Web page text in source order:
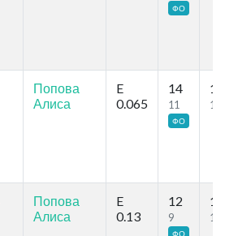
ФО
Попова
Алиса
E
0.065
14
11
ФО
16
13
Попова
Алиса
E
0.13
12
9
ФО
17
14